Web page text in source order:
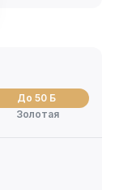
До 50 Б
Золотая